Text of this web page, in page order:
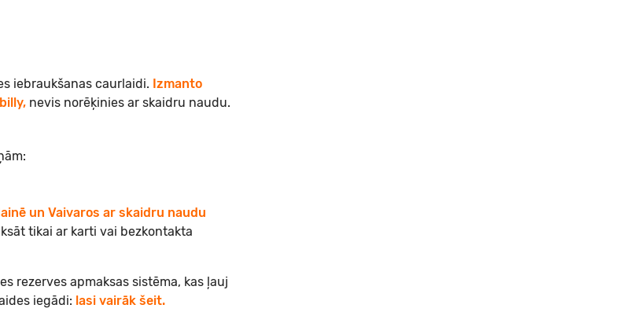
iebraukšanas caurlaidi. Izmanto
nevis norēķinies ar skaidru naudu.
un Vaivaros ar skaidru naudu
tikai ar karti vai bezkontakta
rezerves apmaksas sistēma, kas ļauj
iegādi: lasi vairāk šeit.